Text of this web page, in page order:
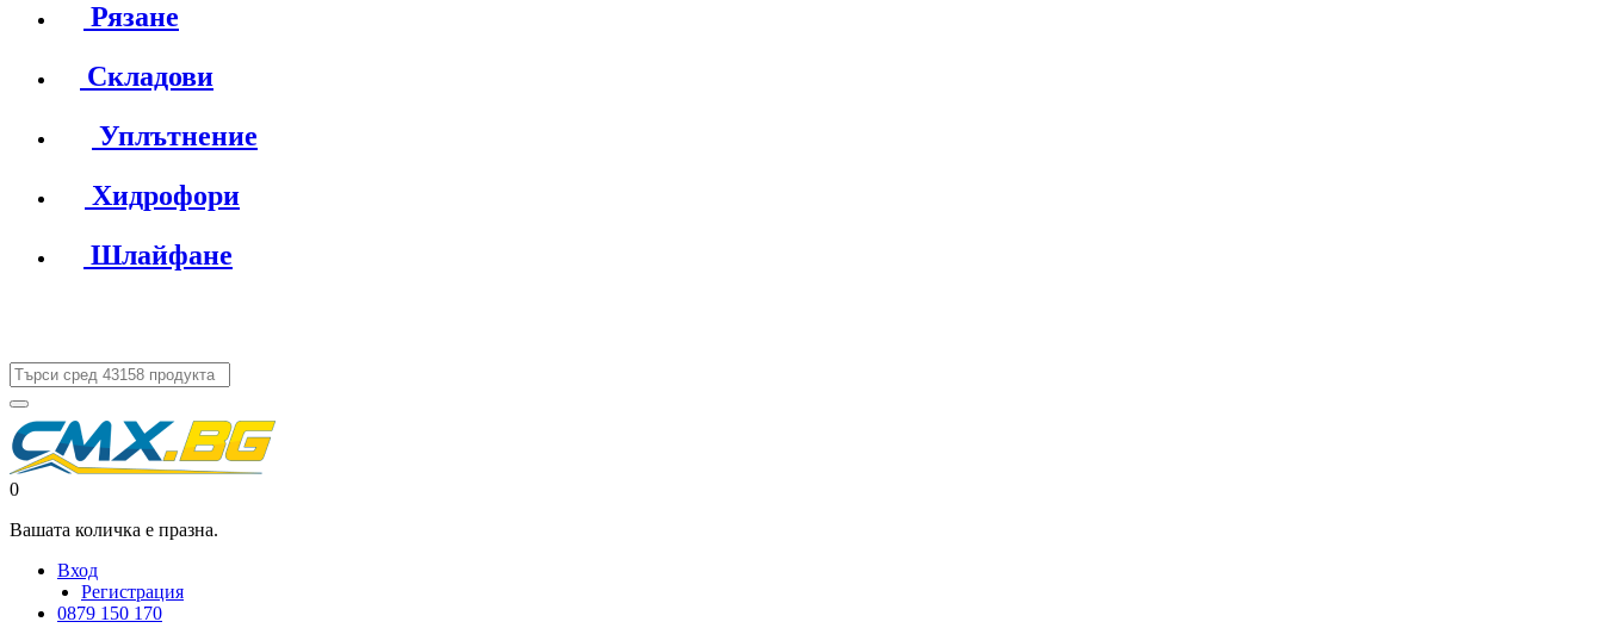
Рязане
Складови
Уплътнение
Хидрофори
Шлайфане
0
Вашата количка е празна.
Вход
Регистрация
0879 150 170